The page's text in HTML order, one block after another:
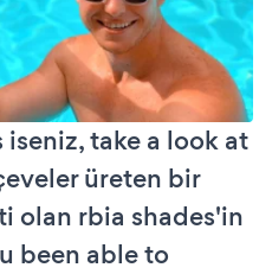
take a look at
üreten bir
olan rbia shades'in
been able to